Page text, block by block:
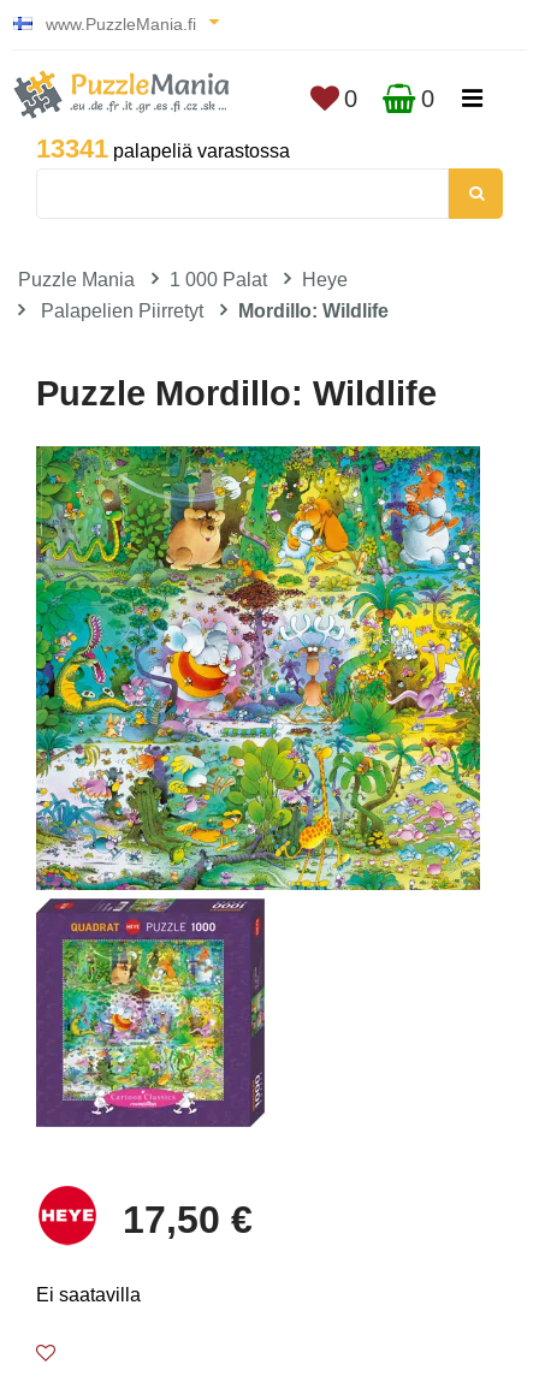
www.PuzzleMania.fi
13341 palapeliä varastossa
0 0
Puzzle Mania 1 000 Palat
Heye
Palapelien Piirretyt
Mordillo: Wildlife
Puzzle Mordillo: Wildlife
17,50 €
Ei saatavilla